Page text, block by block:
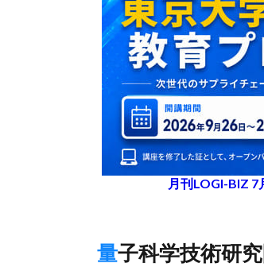
月刊LOGI-BIZ
量子科学技術研究開発機構とロジスティードの中核ユニット超